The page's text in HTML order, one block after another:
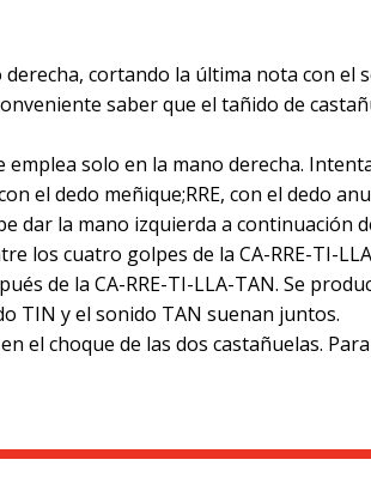
cortando la última nota con el
saber que el tañido de
emplea solo en la mano derecha.
el dedo meñique;RRE, con el dedo
dar la mano izquierda a continuación
los cuatro golpes de la CA-RRE-TI-
de la CA-RRE-TI-LLA-TAN. Se
TIN y el sonido TAN suenan juntos.
el choque de las dos castañuelas.